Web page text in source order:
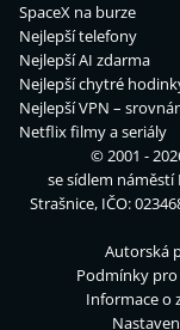
SpaceX na burze
Nejlepší telefony
Nejlepší AI zdarma
Nejlepší chytré
Nejlepší VPN –
Netflix filmy a seriály
© 2001 -
se sídlem náměstí
Strašnice, IČO:
Autorská
Podmínky
Informace o